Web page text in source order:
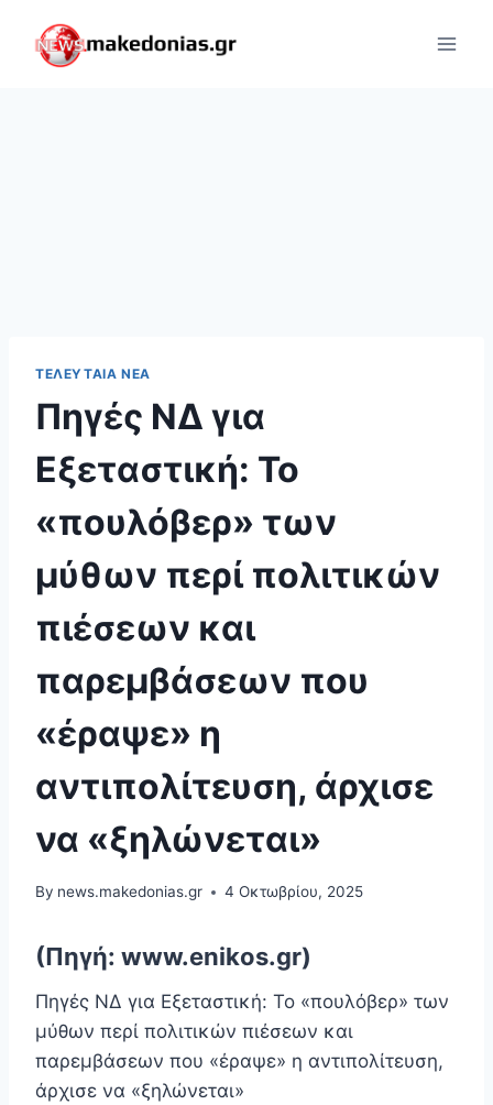
content
ΤΕΛΕΥΤΑΊΑ ΝΈΑ
Πηγές ΝΔ για
Εξεταστική: Το
«πουλόβερ» των
μύθων περί πολιτικών
πιέσεων και
παρεμβάσεων που
«έραψε» η
αντιπολίτευση, άρχισε
να «ξηλώνεται»
By news.makedonias.gr 4 Οκτωβρίου, 2025
(Πηγή: www.enikos.gr)
Πηγές ΝΔ για Εξεταστική: Το «πουλόβερ» των
μύθων περί πολιτικών πιέσεων και
παρεμβάσεων που «έραψε» η αντιπολίτευση,
άρχισε να «ξηλώνεται»